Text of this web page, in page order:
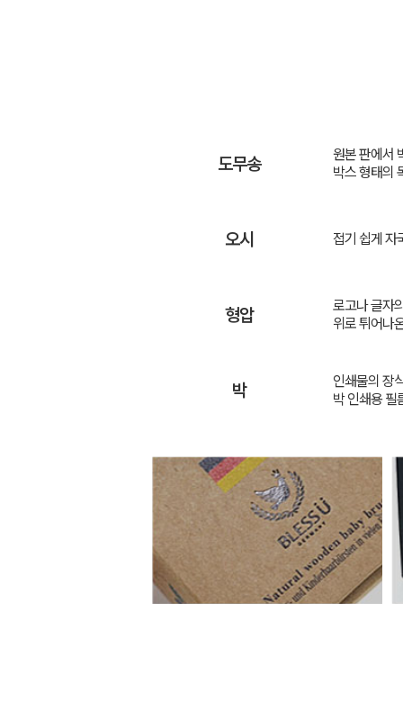
도무송
원본 판에서
박스 형태의
오시 접기 쉽게 자
형압
로고나 글자
위로 튀어나
박
인쇄물의 장
박 인쇄용 필